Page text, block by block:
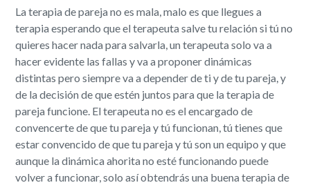
La terapia de pareja no es mala, malo es que llegues a
terapia esperando que el terapeuta salve tu relación si tú no
quieres hacer nada para salvarla, un terapeuta solo va a
hacer evidente las fallas y va a proponer dinámicas
distintas pero siempre va a depender de ti y de tu pareja, y
de la decisión de que estén juntos para que la terapia de
pareja funcione. El terapeuta no es el encargado de
convencerte de que tu pareja y tú funcionan, tú tienes que
estar convencido de que tu pareja y tú son un equipo y que
aunque la dinámica ahorita no esté funcionando puede
volver a funcionar, solo así obtendrás una buena terapia de